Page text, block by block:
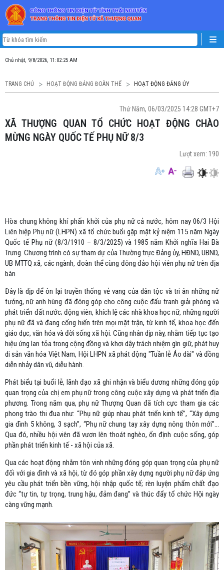
Chủ nhật, 9/8/2026, 11:02:26 AM
TRANG CHỦ HOẠT ĐỘNG ĐẢNG ĐOÀN THỂ HOẠT ĐỘNG ĐẢNG ỦY
Thứ Năm, 06/03/2025 14:28 GMT+7
XÃ THƯỢNG QUAN TỔ CHỨC HOẠT ĐỘNG CHÀO
MỪNG NGÀY QUỐC TẾ PHỤ NỮ 8/3
Lượt xem: 190
Hòa chung không khí phấn khởi của phụ nữ cả nước, hôm nay 06/3 Hội
Liên hiệp Phụ nữ (LHPN) xã tổ chức buổi gặp mặt kỷ niệm 115 năm Ngày
Quốc tế Phụ nữ (8/3/1910 – 8/3/2025) và 1985 năm Khởi nghĩa Hai Bà
Trưng. Chương trình có sự tham dự của Thường trực Đảng ủy, HĐND, UBND,
UB MTTQ xã, các ngành, đoàn thể cùng đông đảo hội viên phụ nữ trên địa
bàn.
Đây là dịp để ôn lại truyền thống vẻ vang của dân tộc và tri ân những nữ
tướng, nữ anh hùng đã đóng góp cho công cuộc đấu tranh giải phóng và
phát triển đất nước; động viên, khích lệ các nhà khoa học nữ, những người
phụ nữ đã và đang cống hiến trên mọi mặt trận, từ kinh tế, khoa học đến
giáo dục, văn hóa và đời sống xã hội. Cũng nhân dịp này, nhằm tiếp tục tạo
hiệu ứng lan tỏa trong cộng đồng và khơi dậy trách nhiệm gìn giữ, phát huy
di sản văn hóa Việt Nam, Hội LHPN xã phát động "Tuần lễ Áo dài" và đồng
diễn nhảy dân vũ, diễu hành.
Phát biểu tại buổi lễ, lãnh đạo xã ghi nhận và biểu dương những đóng góp
quan trọng của chị em phụ nữ trong công cuộc xây dựng và phát triển địa
phương. Trong năm qua, phụ nữ Thượng Quan đã tích cực tham gia các
phong trào thi đua như: “Phụ nữ giúp nhau phát triển kinh tế”, “Xây dựng
gia đình 5 không, 3 sạch”, “Phụ nữ chung tay xây dựng nông thôn mới”…
Qua đó, nhiều hội viên đã vươn lên thoát nghèo, ổn định cuộc sống, góp
phần phát triển kinh tế - xã hội của xã.
Qua các hoạt động nhằm tôn vinh những đóng góp quan trọng của phụ nữ
đối với gia đình và xã hội, từ đó góp phần xây dựng người phụ nữ đáp ứng
yêu cầu phát triển bền vững, hội nhập quốc tế; rèn luyện phẩm chất đạo
đức “tự tin, tự trọng, trung hậu, đảm đang” và thúc đẩy tổ chức Hội ngày
càng vững mạnh.